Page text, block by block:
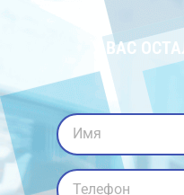
У ВАС
Имя
Телефон